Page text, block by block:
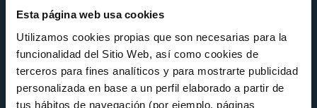
Esta página web usa cookies
Utilizamos cookies propias que son necesarias para la
funcionalidad del Sitio Web, así como cookies de
terceros para fines analíticos y para mostrarte publicidad
personalizada en base a un perfil elaborado a partir de
tus hábitos de navegación (por ejemplo, páginas